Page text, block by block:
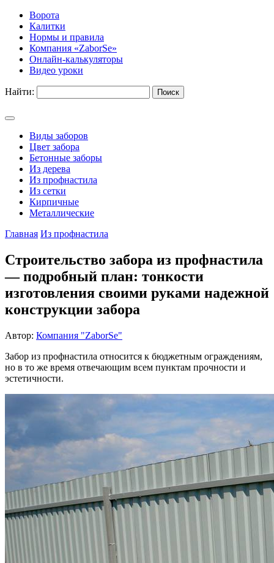
Ворота
Калитки
Нормы и правила
Компания «ZaborSe»
Онлайн-калькуляторы
Видео уроки
Найти:
Виды заборов
Цвет забора
Бетонные заборы
Из дерева
Из профнастила
Из сетки
Кирпичные
Металлические
Главная Из профнастила
Строительство забора из профнастила
— подробный план: тонкости
изготовления своими руками надежной
конструкции забора
Автор: Компания "ZaborSe"
Забор из профнастила относится к бюджетным ограждениям,
но в то же время отвечающим всем пунктам прочности и
эстетичности.